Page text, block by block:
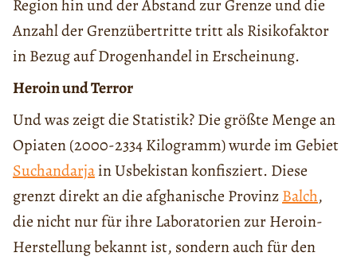
Region hin und der Abstand zur Grenze und die
Anzahl der Grenzübertritte tritt als Risikofaktor
in Bezug auf Drogenhandel in Erscheinung.
Heroin und Terror
Und was zeigt die Statistik? Die größte Menge an
Opiaten (2000-2334 Kilogramm) wurde im Gebiet
Suchandarjain Usbekistan konfisziert. Diese
grenzt direkt an die afghanische ProvinzBalch,
die nicht nur für ihre Laboratorien zur Heroin-
Herstellung bekannt ist, sondern auch für den